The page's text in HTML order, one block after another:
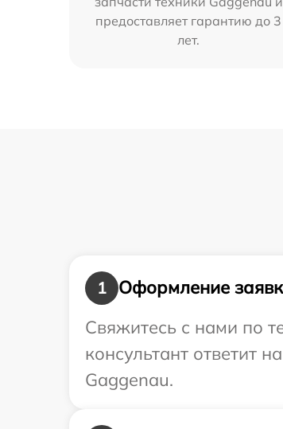
предоставляет гарантию до 3
лет.
1
Оформление
Свяжитесь с нами по
консультант ответит
Gaggenau.